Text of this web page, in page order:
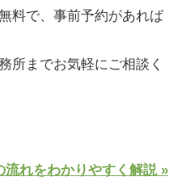
料で、事前予約があれば
所までお気軽にご相談く
流れをわかりやすく解説 »